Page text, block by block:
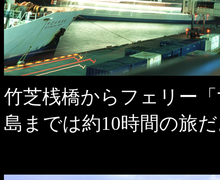
竹芝桟橋からフェリー
島までは約10時間の旅